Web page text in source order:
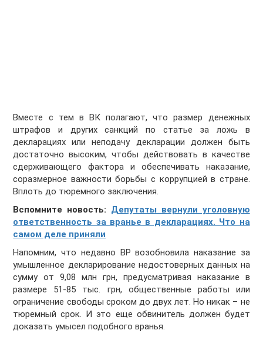
Вместе с тем в ВК полагают, что размер денежных
штрафов и других санкций по статье за ложь в
декларациях или неподачу декларации должен быть
достаточно высоким, чтобы действовать в качестве
сдерживающего фактора и обеспечивать наказание,
соразмерное важности борьбы с коррупцией в стране.
Вплоть до тюремного заключения.
Вспомните новость: Депутаты вернули уголовную
ответственность за вранье в декларациях. Что на
самом деле приняли
Напомним, что недавно ВР возобновила наказание за
умышленное декларирование недостоверных данных на
сумму от 9,08 млн грн, предусматривая наказание в
размере 51-85 тыс. грн, общественные работы или
ограничение свободы сроком до двух лет. Но никак – не
тюремный срок. И это еще обвинитель должен будет
доказать умысел подобного вранья.